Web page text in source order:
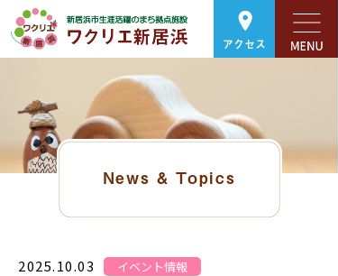
アクセス
News & Topics
2025.10.03 イベント情報